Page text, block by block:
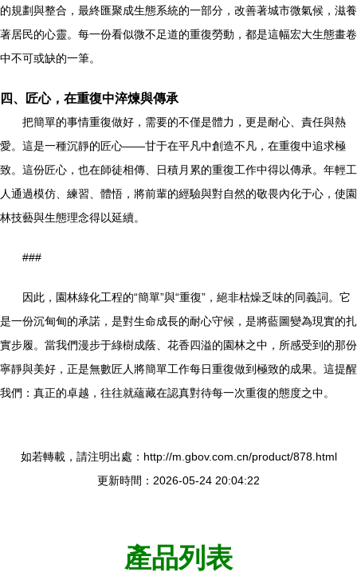
的規劃與整合，最終匯聚成生態系統的一部分，改善著城市微氣候，滋養
著居民的心靈。每一份看似微不足道的重復勞動，都是這幅宏大生態畫卷
中不可或缺的一筆。
四、匠心，在重復中淬煉與傳承
把簡單的事情重復做好，需要的不僅是體力，更是耐心、責任與熱
愛。這是一種沉靜的匠心——甘于在平凡中創造不凡，在重復中追求極
致。這份匠心，也在師徒相傳、日積月累的重復工作中得以傳承。年輕工
人通過模仿、練習、體悟，將前輩的經驗與對自然的敬畏內化于心，使園
林技藝與生態理念得以延續。
###
因此，園林綠化工程的“簡單”與“重復”，絕非枯燥乏味的同義詞。它
是一份沉甸甸的承諾，是對生命成長的耐心守候，是將藍圖變為現實的扎
實步履。當我們漫步于綠樹成蔭、花香四溢的園林之中，所感受到的那份
寧靜與美好，正是無數匠人將簡單工作每日重復做到極致的成果。這提醒
我們：真正的卓越，往往就蘊藏在認真對待每一次重復的態度之中。
如若轉載，請注明出處：http://m.gbov.com.cn/product/878.html
更新時間：2026-05-24 20:04:22
產品列表